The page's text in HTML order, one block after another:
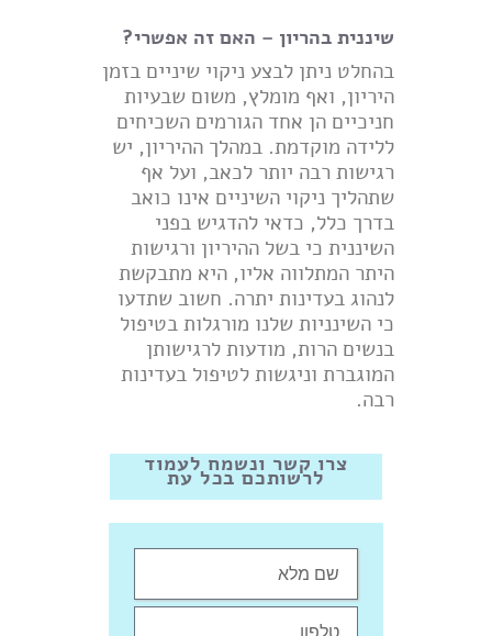
שיננית בהריון – האם זה אפשרי?
בהחלט ניתן לבצע ניקוי שיניים בזמן
היריון, ואף מומלץ, משום שבעיות
חניכיים הן אחד הגורמים השכיחים
ללידה מוקדמת. במהלך ההיריון, יש
רגישות רבה יותר לכאב, ועל אף
שתהליך ניקוי השיניים אינו כואב
בדרך כלל, כדאי להדגיש בפני
השיננית כי בשל ההיריון ורגישות
היתר המתלווה אליו, היא מתבקשת
לנהוג בעדינות יתרה. חשוב שתדעו
כי השינניות שלנו מורגלות בטיפול
בנשים הרות, מודעות לרגישותן
המוגברת וניגשות לטיפול בעדינות
רבה.
צרו קשר ונשמח לעמוד
לרשותכם בכל עת